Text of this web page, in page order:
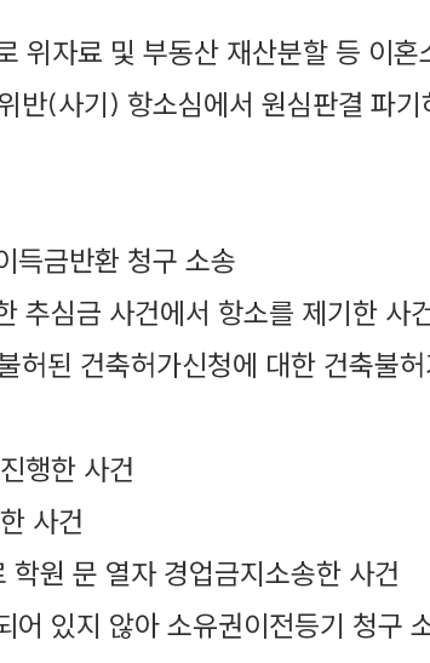
위자료 및 부동산 재산분할 등 이혼
반(사기) 항소심에서 원심판결 파기
득금반환 청구 소송
추심금 사건에서 항소를 제기한 사
허된 건축허가신청에 대한 건축불
행한 사건
사건
원 문 열자 경업금지소송한 사건
어 있지 않아 소유권이전등기 청구